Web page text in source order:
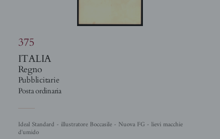
375
ITALIA
Regno
Pubblicitarie
Posta ordinaria
Ideal Standard - illustratore Boccasile - Nuova FG - lievi macchie
d'umido